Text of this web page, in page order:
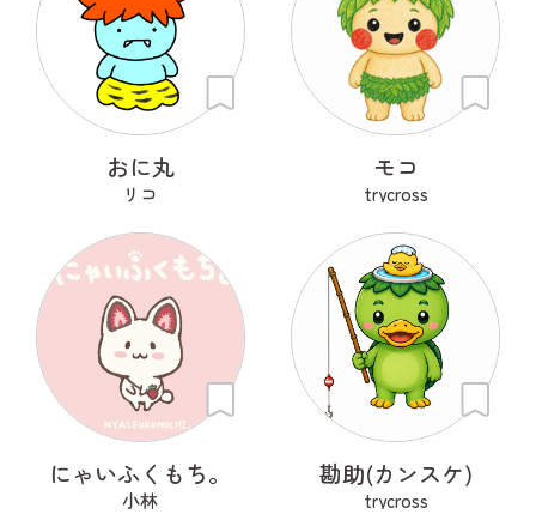
おに丸
リコ
モコ
trycross
にゃいふくもち。
小林
勘助(カンスケ)
trycross